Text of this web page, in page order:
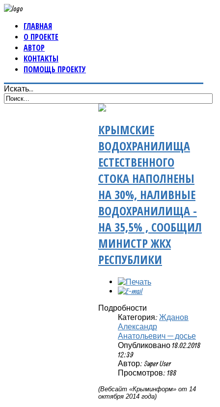
ГЛАВНАЯ
О ПРОЕКТЕ
АВТОР
КОНТАКТЫ
ПОМОЩЬ ПРОЕКТУ
Искать...
КРЫМСКИЕ
ВОДОХРАНИЛИЩА
ЕСТЕСТВЕННОГО
СТОКА НАПОЛНЕНЫ
НА 30%, НАЛИВНЫЕ
ВОДОХРАНИЛИЩА -
НА 35,5% , СООБЩИЛ
МИНИСТР ЖКХ
РЕСПУБЛИКИ
Подробности
Категория: Жданов
Александр
Анатольевич — досье
Опубликовано 18.02.2018
12:39
Автор: Super User
Просмотров: 188
(Вебсайт «Крыминформ» от 14
октября 2014 года)